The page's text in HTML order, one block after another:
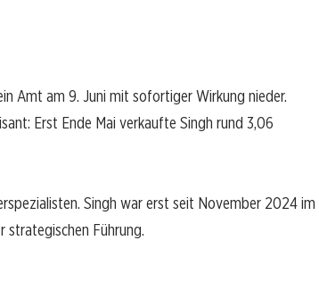
Amt am 9. Juni mit sofortiger Wirkung nieder.
Erst Ende Mai verkaufte Singh rund 3,06
Singh war erst seit November 2024 im
strategischen Führung.